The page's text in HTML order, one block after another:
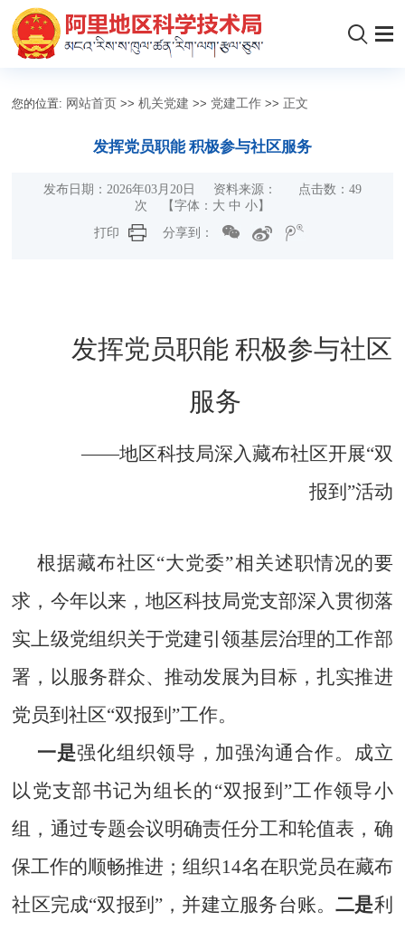
您的位置: 网站首页 >>机关党建 >> 党建工作 >> 正文
发挥党员职能 积极参与社区服务
发布日期：2026年03月20日 资料来源： 点击数： 49
次
【字体： 大 中 小】
打印
分享到：
发挥党员职能 积极参与社区
服务
——地区科技局深入藏布社区开展“双
报到”活动
根据藏布社区“大党委”相关述职情况的要
求，今年以来， 地区科技局党支部深入贯彻落
实上级党组织关于党建引领基层治理的工作部
署，以服务群众、推动发展为目标，扎实推进
党员到社区“双报到”工作。
一是强化组织领导，加强沟通合作。成立
以党支部书记为组长的“双报到”工作领导小
组，通过专题会议明确责任分工和轮值表，确
保工作的顺畅推进 ；组织14名在职党员在藏布
社区完成“双报到”，并建立服务台账。二是利